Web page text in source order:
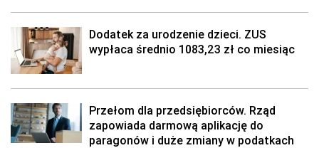
Dodatek za urodzenie dzieci. ZUS
wypłaca średnio 1083,23 zł co miesiąc
Przełom dla przedsiębiorców. Rząd
zapowiada darmową aplikację do
paragonów i duże zmiany w podatkach